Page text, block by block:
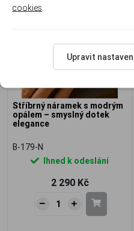
Stříbrný náramek s modrým
opálem – smyslný dotek
elegance
B-179-N
Ihned k odeslání
2 290 Kč
cookies
Upravit